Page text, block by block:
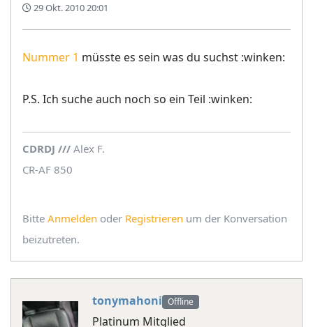
29 Okt. 2010 20:01
Nummer 1 müsste es sein was du suchst :winken:
P.S. Ich suche auch noch so ein Teil :winken:
CDRDJ /// Alex F.
CR-AF 850
Bitte Anmelden oder Registrieren um der Konversation
beizutreten.
tonymahoni Offline
Platinum Mitglied